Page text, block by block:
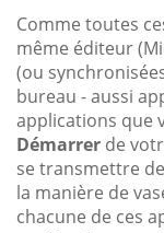
Comme toutes
même éditeur
(ou
bureau - aussi
applications que
Démarrer de
se transmettre
la manière de
chacune de ces